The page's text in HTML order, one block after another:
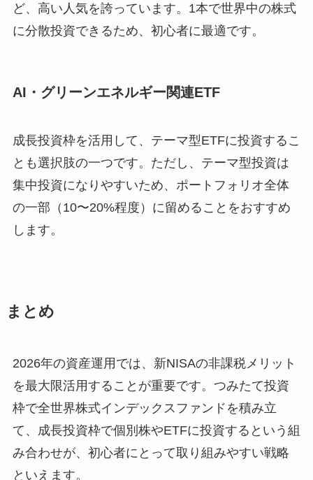
ど、高い人気を誇っています。1本で世界中の株式
に分散投資できるため、初心者に最適です。
AI・グリーンエネルギー関連ETF
成長投資枠を活用して、テーマ型ETFに投資するこ
とも選択肢の一つです。ただし、テーマ型投資は
集中投資になりやすいため、ポートフォリオ全体
の一部（10〜20%程度）に留めることをおすすめ
します。
まとめ
2026年の資産運用では、新NISAの非課税メリット
を最大限活用することが重要です。つみたて投資
枠で全世界株式インデックスファンドを積み立
て、成長投資枠で個別株やETFに投資するという組
み合わせが、初心者にとって取り組みやすい戦略
といえます。